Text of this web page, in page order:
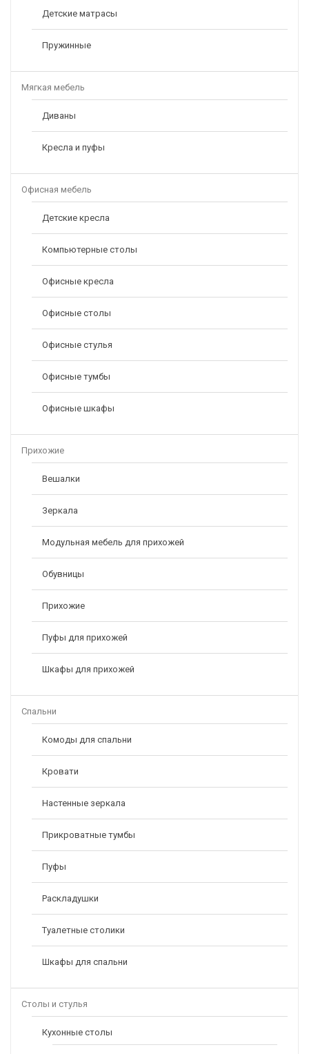
Детские матрасы
Пружинные
Мягкая мебель
Диваны
Кресла и пуфы
Офисная мебель
Детские кресла
Компьютерные столы
Офисные кресла
Офисные столы
Офисные стулья
Офисные тумбы
Офисные шкафы
Прихожие
Вешалки
Зеркала
Модульная мебель для прихожей
Обувницы
Прихожие
Пуфы для прихожей
Шкафы для прихожей
Спальни
Комоды для спальни
Кровати
Настенные зеркала
Прикроватные тумбы
Пуфы
Раскладушки
Туалетные столики
Шкафы для спальни
Столы и стулья
Кухонные столы